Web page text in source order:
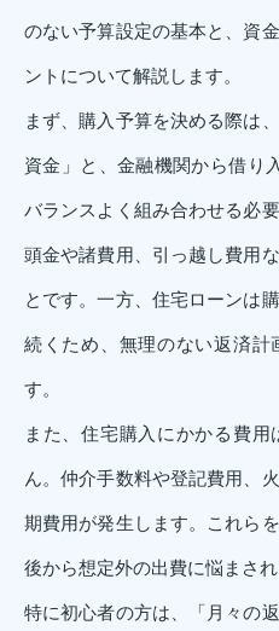
のない予算設定の基本と、資
ントについて解説します。
まず、購入予算を決める際は
資金」と、金融機関から借り
バランスよく組み合わせる必
頭金や諸費用、引っ越し費用
とです。一方、住宅ローンは
続くため、無理のない返済計
す。
また、住宅購入にかかる費
ん。仲介手数料や登記費用、
期費用が発生します。これら
後から想定外の出費に悩まされ
特に初心者の方は、「月々の